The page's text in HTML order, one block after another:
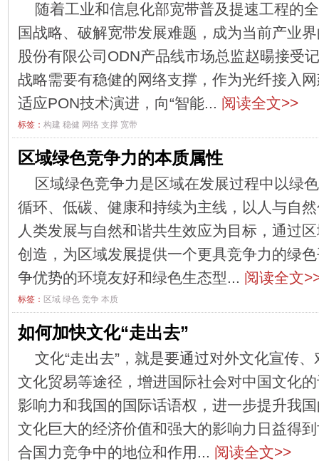
随着工业和信息化部宽带普及提速工程的
国战略、破解宽带发展难题，成为当前产业
股份有限公司ODN产品线市场总监赵暘接受
战略需要有稳健的网络支撑，作为光纤接入
适应PON技术演进，向“智能... 阅读全文>>
标签： 构建 稳健 网络 支撑 宽带
区域绿色竞争力的本质属性
区域绿色竞争力是区域在发展过程中以绿
循环、低碳、健康和持续为主线，以人与自
人类发展与自然和谐共生效应为目标，通过
创造，为区域发展提供一个更具竞争力的绿
争优势的环境友好和绿色生态型... 阅读全文
标签： 区域 绿色 竞争 本质
如何加快文化“走出去”
文化“走出去”，就是要通过对外文化宣传
文化贸易等途径，增进国际社会对中国文化
影响力和我国的国际话语权，进一步提升我
文化巨大的经济价值和强大的影响力日益得
合国力竞争中的地位和作用... 阅读全文>>